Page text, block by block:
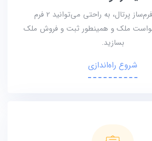
با استفاده از فرم‌ساز پرتال، به راحتی می‌توانید 2 فرم
ملک و همینطور ثبت و فروش ملک
بسازید.
شروع راه‌اندازی